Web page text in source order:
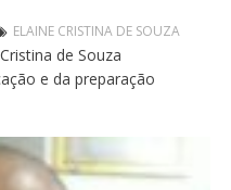
ELAINE CRISTINA DE SOUZA
de Souza
e da preparação